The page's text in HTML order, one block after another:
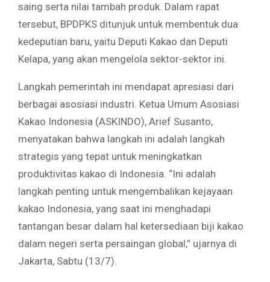
saing serta nilai tambah produk. Dalam rapat
tersebut, BPDPKS ditunjuk untuk membentuk dua
kedeputian baru, yaitu Deputi Kakao dan Deputi
Kelapa, yang akan mengelola sektor-sektor ini.
Langkah pemerintah ini mendapat apresiasi dari
berbagai asosiasi industri. Ketua Umum Asosiasi
Kakao Indonesia (ASKINDO), Arief Susanto,
menyatakan bahwa langkah ini adalah langkah
strategis yang tepat untuk meningkatkan
produktivitas kakao di Indonesia. “Ini adalah
langkah penting untuk mengembalikan kejayaan
kakao Indonesia, yang saat ini menghadapi
tantangan besar dalam hal ketersediaan biji kakao
dalam negeri serta persaingan global,” ujarnya di
Jakarta, Sabtu (13/7).